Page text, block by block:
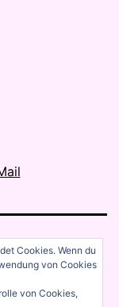
Cookies. Wenn du
von Cookies
von Cookies,